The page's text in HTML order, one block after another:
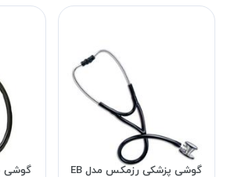
گوشی پزشکی رزمکس مدل EB